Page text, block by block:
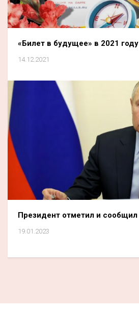
«Билет в будущее» в 2021 году
14.12.2021
Президент отметил и сообщил
19.01.2023